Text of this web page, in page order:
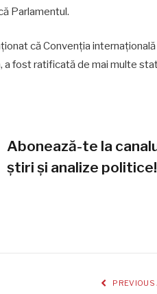
Parlamentul.
că Convenția
a fost ratificată de mai multe
Abonează-te la
știri și analize politice!
PREVIOUS